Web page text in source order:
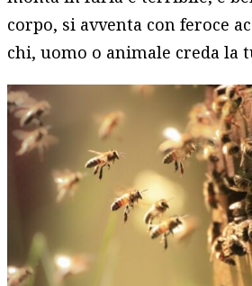
corpo, si avventa con feroce
chi, uomo o animale creda la